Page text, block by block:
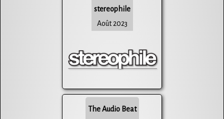
stereophile
Août 2023
The Audio Beat